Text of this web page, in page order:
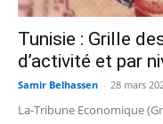
Tunisie : Grille
d’activité et par
Samir Belhassen - 28 mars
La-Tribune Economique